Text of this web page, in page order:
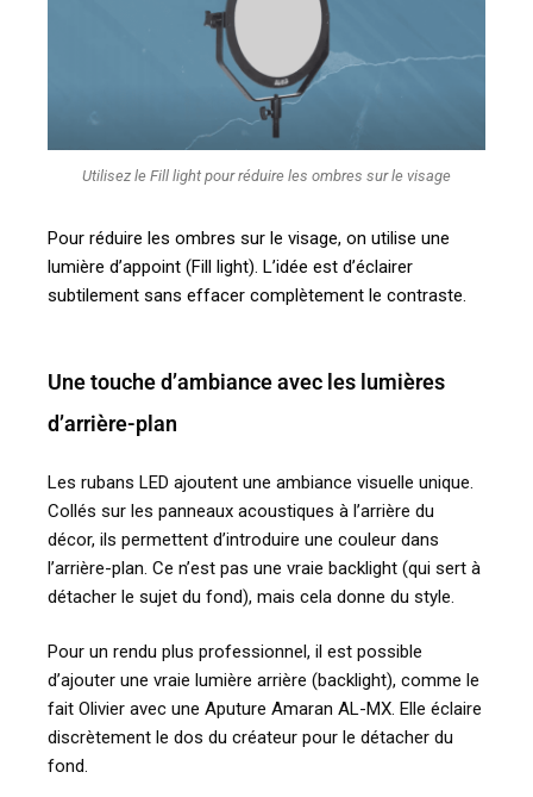
Utilisez le Fill light pour réduire les ombres sur le visage
Pour réduire les ombres sur le visage, on utilise une
lumière d’appoint (Fill light). L’idée est d’éclairer
subtilement sans effacer complètement le contraste.
Une touche d’ambiance avec les lumières
d’arrière-plan
Les rubans LED ajoutent une ambiance visuelle unique.
Collés sur les panneaux acoustiques à l’arrière du
décor, ils permettent d’introduire une couleur dans
l’arrière-plan. Ce n’est pas une vraie backlight (qui sert à
détacher le sujet du fond), mais cela donne du style.
Pour un rendu plus professionnel, il est possible
d’ajouter une vraie lumière arrière (backlight), comme le
fait Olivier avec une Aputure Amaran AL-MX. Elle éclaire
discrètement le dos du créateur pour le détacher du
fond.